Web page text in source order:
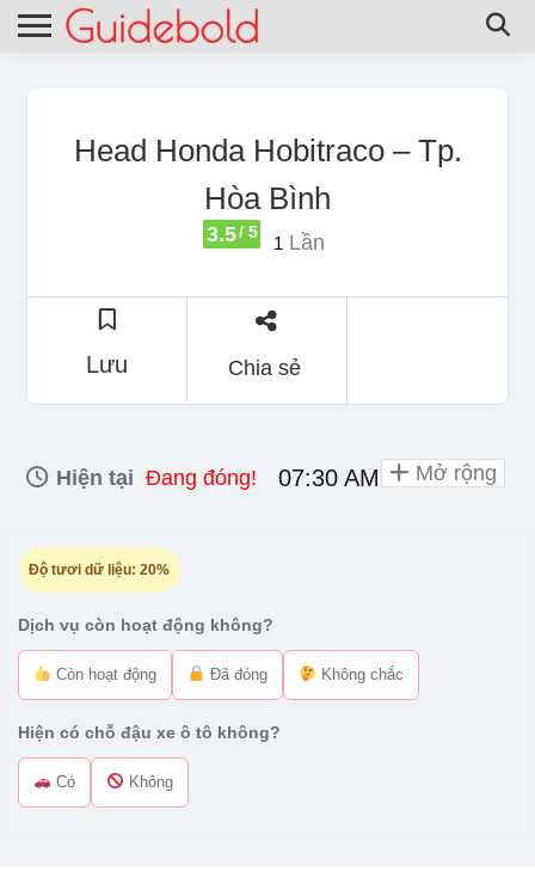
Head Honda Hobitraco – Tp.
Hòa Bình
3.5/ 5
1 Lần
Lưu Chia sẻ
Hiện tại Đang đóng! 07:30 AM - 06:00 PM
Độ tươi dữ liệu: 20%
Dịch vụ còn hoạt động không?
Còn hoạt động Đã đóng Không chắc
Hiện có chỗ đậu xe ô tô không?
Có Không
Mở rộng